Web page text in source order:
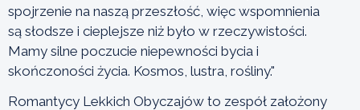
spojrzenie na naszą przeszłość, więc wspomnienia
są słodsze i cieplejsze niż było w rzeczywistości.
Mamy silne poczucie niepewności bycia i
skończoności życia. Kosmos, lustra, rośliny."
Romantycy Lekkich Obyczajów to zespół założony